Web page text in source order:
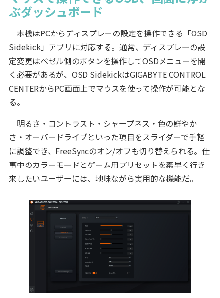
ぶダッシュボード
本機はPCからディスプレーの設定を操作できる「OSD
Sidekick」アプリに対応する。通常、ディスプレーの設
定変更はベゼル側のボタンを操作してOSDメニューを開
く必要があるが、OSD SidekickはGIGABYTE CONTROL
CENTERからPC画面上でマウスを使って操作が可能とな
る。
明るさ・コントラスト・シャープネス・色の鮮やか
さ・オーバードライブといった項目をスライダーで手軽
に調整でき、FreeSyncのオン/オフも切り替えられる。仕
事中のカラーモードとゲーム用プリセットを素早く行き
来したいユーザーには、地味ながら実用的な機能だ。